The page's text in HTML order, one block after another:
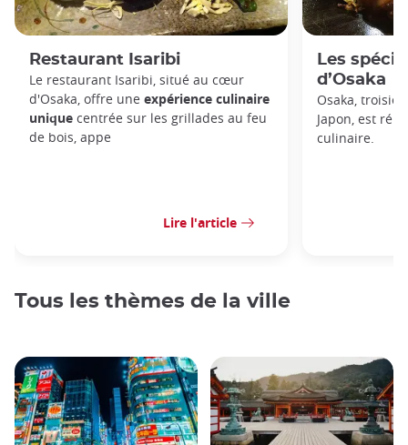
Restaurant Isaribi
Le restaurant Isaribi, situé au cœur
d'Osaka, offre une expérience culinaire
unique centrée sur les grillades au feu
de bois, appe
Lire l'article
Les
d’Osaka
Osaka,
Japon, est
culinaire.
Tous les thèmes de la ville